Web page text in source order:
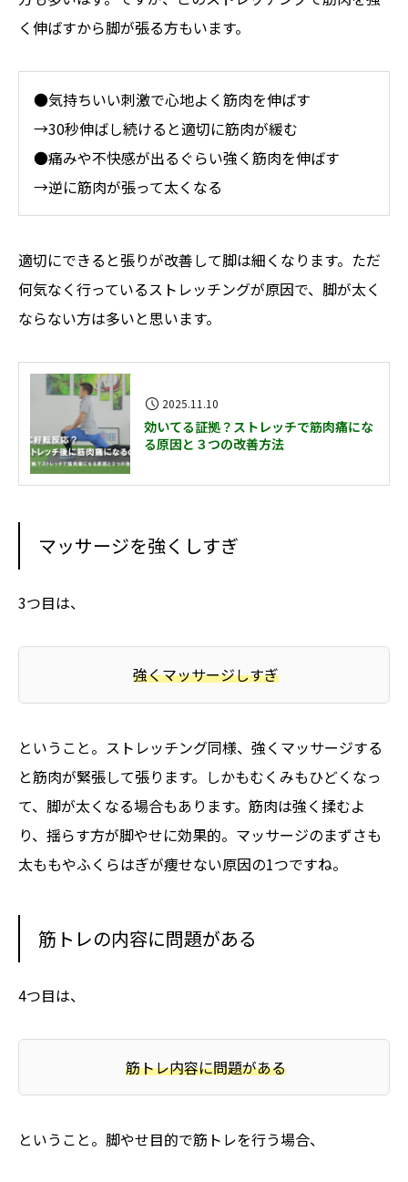
く伸ばすから脚が張る方もいます。
●気持ちいい刺激で心地よく筋肉を伸ばす
→30秒伸ばし続けると適切に筋肉が緩む
●痛みや不快感が出るぐらい強く筋肉を伸ばす
→逆に筋肉が張って太くなる
適切にできると張りが改善して脚は細くなります。ただ
何気なく行っているストレッチングが原因で、脚が太く
ならない方は多いと思います。
2025.11.10
効いてる証拠？ストレッチで筋肉痛にな
る原因と３つの改善方法
マッサージを強くしすぎ
3つ目は、
強くマッサージしすぎ
ということ。ストレッチング同様、強くマッサージする
と筋肉が緊張して張ります。しかもむくみもひどくなっ
て、脚が太くなる場合もあります。筋肉は強く揉むよ
り、揺らす方が脚やせに効果的。マッサージのまずさも
太ももやふくらはぎが痩せない原因の1つですね。
筋トレの内容に問題がある
4つ目は、
筋トレ内容に問題がある
ということ。脚やせ目的で筋トレを行う場合、